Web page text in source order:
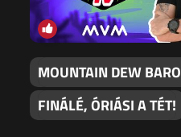
MOUNTAIN DEW
FINÁLÉ, ÓRIÁSI A TÉT!